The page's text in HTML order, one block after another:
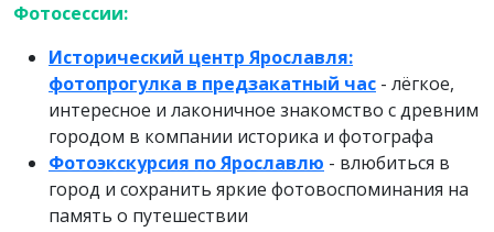
Фотосессии:
Исторический центр Ярославля:
фотопрогулка в предзакатный час - лёгкое,
интересное и лаконичное знакомство с древним
городом в компании историка и фотографа
Фотоэкскурсия по Ярославлю - влюбиться в
город и сохранить яркие фотовоспоминания на
память о путешествии